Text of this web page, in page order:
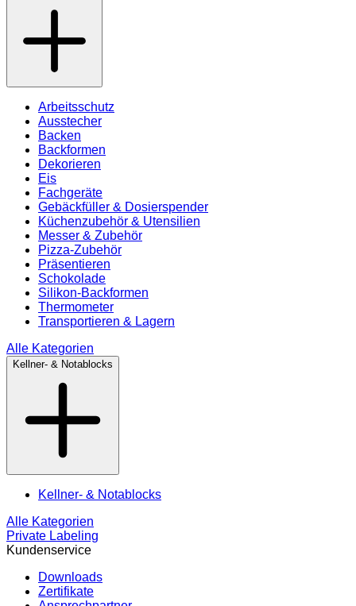
Arbeitsschutz
Ausstecher
Backen
Backformen
Dekorieren
Eis
Fachgeräte
Gebäckfüller & Dosierspender
Küchenzubehör & Utensilien
Messer & Zubehör
Pizza-Zubehör
Präsentieren
Schokolade
Silikon-Backformen
Thermometer
Transportieren & Lagern
Alle Kategorien
Kellner- & Notablocks
Kellner- & Notablocks
Alle Kategorien
Private Labeling
Kundenservice
Downloads
Zertifikate